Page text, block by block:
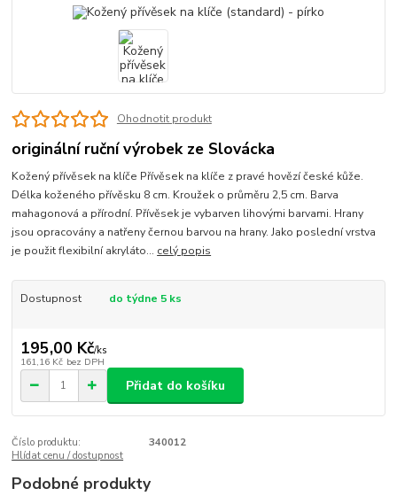
Ohodnotit produkt
originální ruční výrobek ze Slovácka
Kožený přívěsek na klíče Přívěsek na klíče z pravé hovězí české kůže.
Délka koženého přívěsku 8 cm. Kroužek o průměru 2,5 cm. Barva
mahagonová a přírodní. Přívěsek je vybarven lihovými barvami. Hrany
jsou opracovány a natřeny černou barvou na hrany. Jako poslední vrstva
je použit flexibilní akryláto... celý popis
Dostupnost do týdne 5 ks
195,00 Kč/ks
161,16 Kč bez DPH
Přidat do košíku
Číslo produktu:
340012
Hlídat cenu / dostupnost
Podobné produkty